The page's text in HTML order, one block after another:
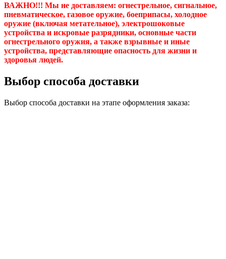
ВАЖНО!!! Мы не доставляем: огнестрельное, сигнальное,
пневматическое, газовое оружие, боеприпасы, холодное
оружие (включая метательное), электрошоковые
устройства и искровые разрядники, основные части
огнестрельного оружия, а также взрывные и иные
устройства, представляющие опасность для жизни и
здоровья людей.
Выбор способа доставки
Выбор способа доставки на этапе оформления заказа: